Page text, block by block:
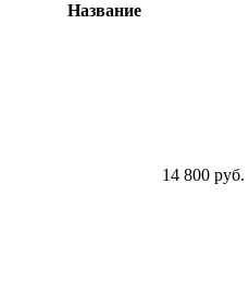
Название
14 800 руб.